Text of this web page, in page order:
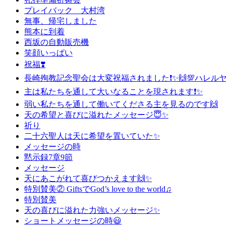
プレイバック 大村湾
無事、帰宅しました
熊本に到着
西坂の自動販売機
笑顔いっぱい
祝福❣️
長崎殉教記念聖会は大変祝福されました❗️✨🙌💯ハレルヤ
主は私たちを通して大いなることを現されます❗️✨
弱い私たちを通して働いてくださる主を見るのです🙌
天の希望と喜びに溢れたメッセージ😇✨
祈り
二十六聖人は天に希望を置いていた✨
メッセージの時
黙示録7章9節
メッセージ
天にあこがれて喜びつかえます🙌✨
特別賛美② GiftsでGod’s love to the world♫
特別賛美
天の喜びに溢れた力強いメッセージ✨
ショートメッセージの時😃